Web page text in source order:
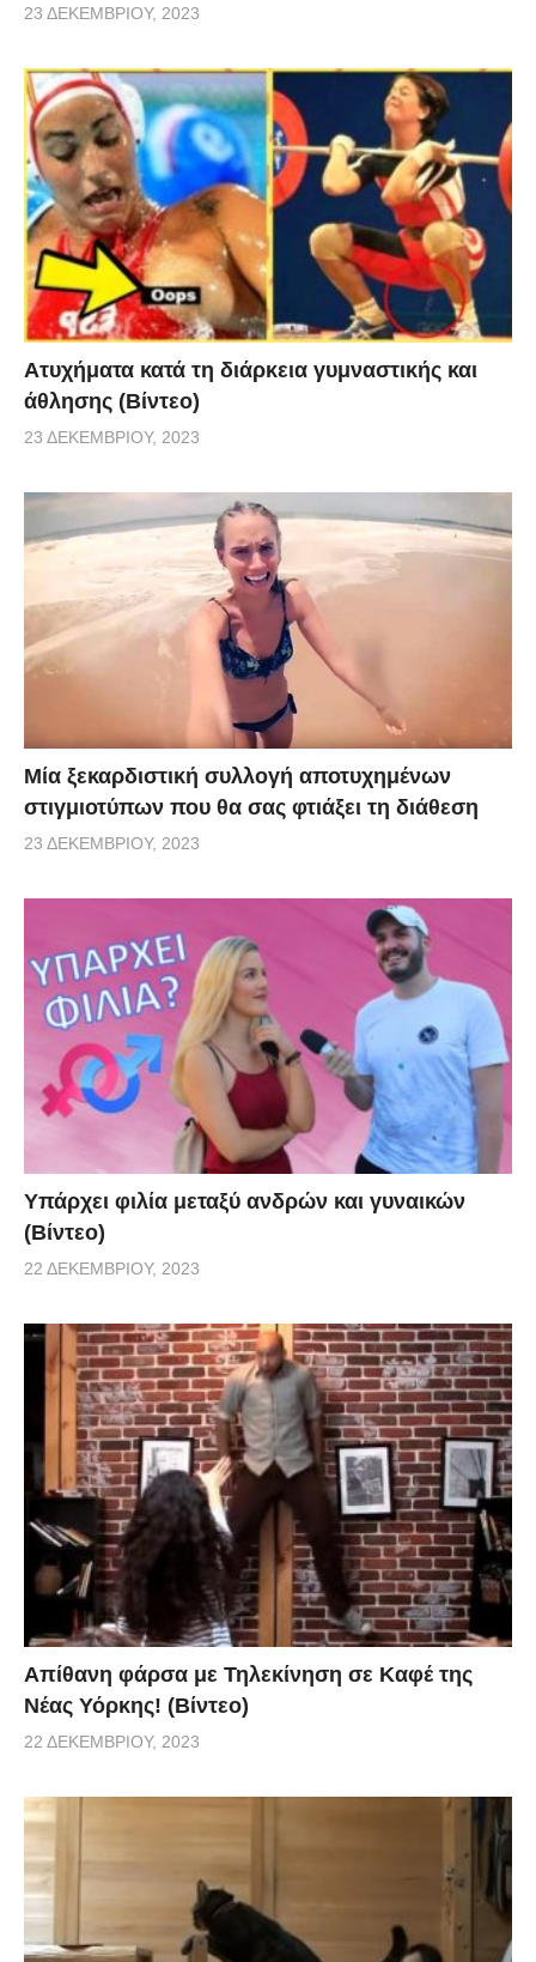
23 ΔΕΚΕΜΒΡΊΟΥ, 2023
Aτυχήματα κατά τη διάρκεια γυμναστικής και
άθλησης (Βίντεο)
23 ΔΕΚΕΜΒΡΊΟΥ, 2023
Μία ξεκαρδιστική συλλογή αποτυχημένων
στιγμιοτύπων που θα σας φτιάξει τη διάθεση
23 ΔΕΚΕΜΒΡΊΟΥ, 2023
Υπάρχει φιλία μεταξύ ανδρών και γυναικών
(Βίντεο)
22 ΔΕΚΕΜΒΡΊΟΥ, 2023
Απίθανη φάρσα με Τηλεκίνηση σε Καφέ της
Νέας Υόρκης! (Βίντεο)
22 ΔΕΚΕΜΒΡΊΟΥ, 2023